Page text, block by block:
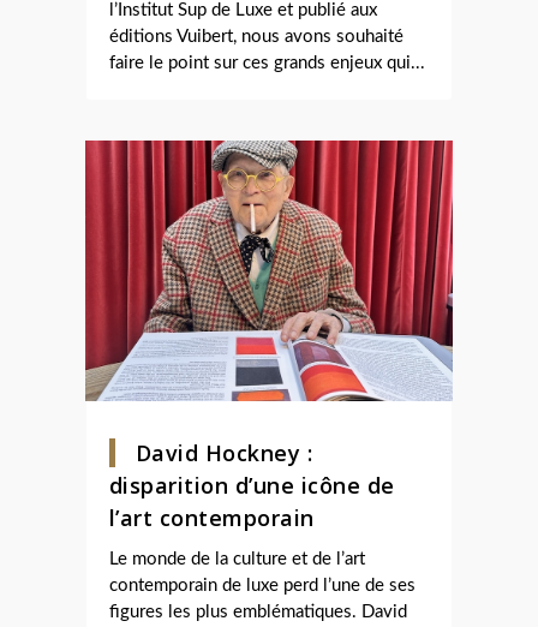
l’Institut Sup de Luxe et publié aux
éditions Vuibert, nous avons souhaité
faire le point sur ces grands enjeux qui...
David Hockney :
disparition d’une icône de
l’art contemporain
Le monde de la culture et de l’art
contemporain de luxe perd l’une de ses
figures les plus emblématiques. David